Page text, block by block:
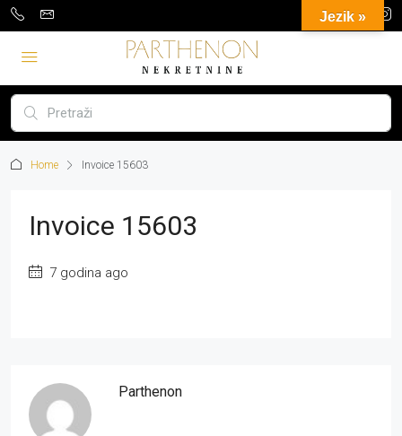
Home Invoice 15603
Invoice 15603
7 godina ago
Parthenon
Jezik »